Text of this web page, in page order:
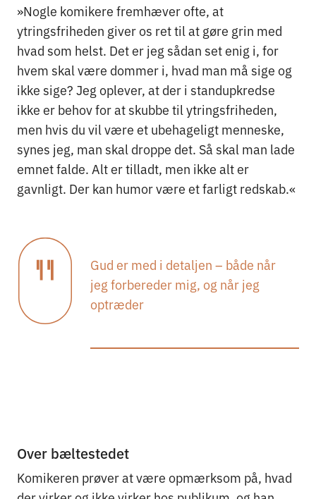
»Nogle komikere fremhæver ofte, at
ytringsfriheden giver os ret til at gøre grin med
hvad som helst. Det er jeg sådan set enig i, for
hvem skal være dommer i, hvad man må sige og
ikke sige? Jeg oplever, at der i standupkredse
ikke er behov for at skubbe til ytringsfriheden,
men hvis du vil være et ubehageligt menneske,
synes jeg, man skal droppe det. Så skal man lade
emnet falde. Alt er tilladt, men ikke alt er
gavnligt. Der kan humor være et farligt redskab.«
Gud er med i detaljen – både når
jeg forbereder mig, og når jeg
optræder
Over bæltestedet
Komikeren prøver at være opmærksom på, hvad